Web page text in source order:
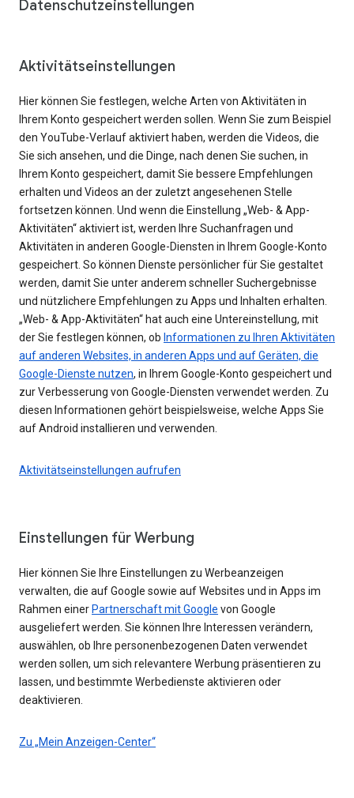
Datenschutzeinstellungen
Aktivitätseinstellungen
Hier können Sie festlegen, welche Arten von Aktivitäten in
Ihrem Konto gespeichert werden sollen. Wenn Sie zum Beispiel
den YouTube-Verlauf aktiviert haben, werden die Videos, die
Sie sich ansehen, und die Dinge, nach denen Sie suchen, in
Ihrem Konto gespeichert, damit Sie bessere Empfehlungen
erhalten und Videos an der zuletzt angesehenen Stelle
fortsetzen können. Und wenn die Einstellung „Web- & App-
Aktivitäten“ aktiviert ist, werden Ihre Suchanfragen und
Aktivitäten in anderen Google-Diensten in Ihrem Google-Konto
gespeichert. So können Dienste persönlicher für Sie gestaltet
werden, damit Sie unter anderem schneller Suchergebnisse
und nützlichere Empfehlungen zu Apps und Inhalten erhalten.
„Web- & App-Aktivitäten“ hat auch eine Untereinstellung, mit
der Sie festlegen können, ob Informationen zu Ihren Aktivitäten
auf anderen Websites, in anderen Apps und auf Geräten, die
Google-Dienste nutzen, in Ihrem Google-Konto gespeichert und
zur Verbesserung von Google-Diensten verwendet werden. Zu
diesen Informationen gehört beispielsweise, welche Apps Sie
auf Android installieren und verwenden.
Aktivitätseinstellungen aufrufen
Einstellungen für Werbung
Hier können Sie Ihre Einstellungen zu Werbeanzeigen
verwalten, die auf Google sowie auf Websites und in Apps im
Rahmen einer Partnerschaft mit Google von Google
ausgeliefert werden. Sie können Ihre Interessen verändern,
auswählen, ob Ihre personenbezogenen Daten verwendet
werden sollen, um sich relevantere Werbung präsentieren zu
lassen, und bestimmte Werbedienste aktivieren oder
deaktivieren.
Zu „Mein Anzeigen-Center“